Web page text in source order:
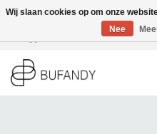
DE / EN
Wij slaan cookies op om onze
Nee